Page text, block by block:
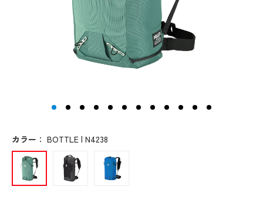
カラー ： BOTTLE | N4238